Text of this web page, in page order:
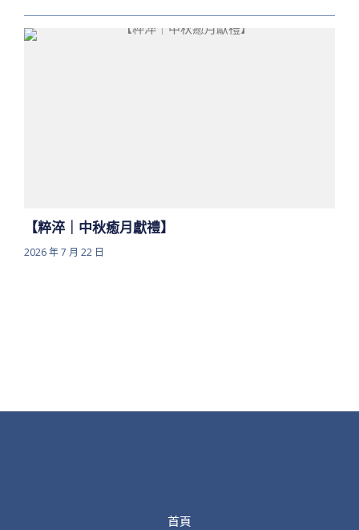
【粹淬｜中秋癒月獻禮】
2026 年 7 月 22 日
首頁